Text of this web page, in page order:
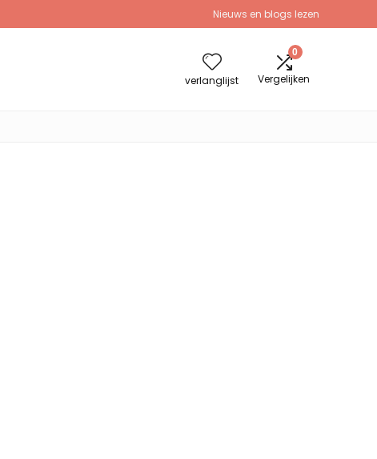
Nieuws en blogs lezen
verlanglijst
0
Vergelijken